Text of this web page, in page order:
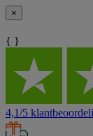
×
{ }
4,1/5